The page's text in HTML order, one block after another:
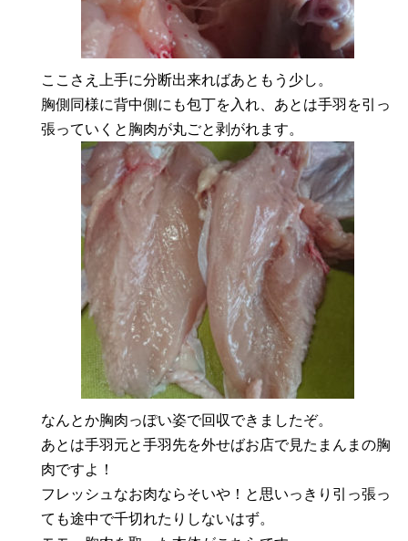
ここさえ上手に分断出来ればあともう少し。
胸側同様に背中側にも包丁を入れ、あとは手羽を引っ
張っていくと胸肉が丸ごと剥がれます。
なんとか胸肉っぽい姿で回収できましたぞ。
あとは手羽元と手羽先を外せばお店で見たまんまの胸
肉ですよ！
フレッシュなお肉ならそいや！と思いっきり引っ張っ
ても途中で千切れたりしないはず。